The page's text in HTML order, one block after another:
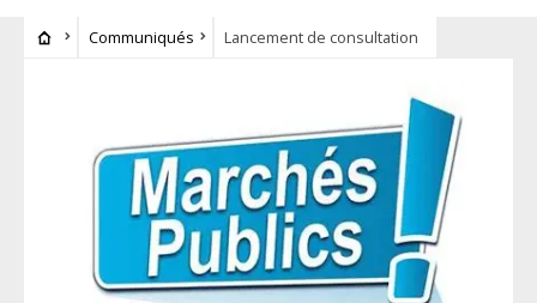
Communiqués Lancement de consultation